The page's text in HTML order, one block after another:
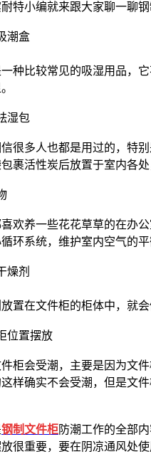
特小编就来跟大家聊一聊
盒
比较常见的吸湿用品，它
包
多人也都是用过的，特别
裹活性炭后放置于室内各
养一些花花草草的在办公
环系统，维护室内空气的平
剂
在文件柜的柜体中，就会
置摆放
会受潮，主要是因为文件
样确实不会受潮，但是文
钢制文件柜 防潮工作的全部
很重要，要在阴凉通风处